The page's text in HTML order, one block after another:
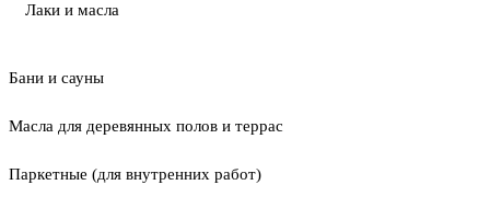
Лаки и масла
Бани и сауны
Масла для деревянных полов и террас
Паркетные (для внутренних работ)